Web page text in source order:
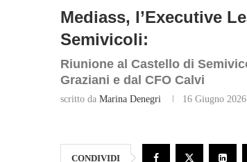
Mediass, l’Executive
Semivicoli:
Riunione al Castello di
Graziani e dal CFO Calvi
scritto da Marina Denegri 16 Giugno 2026
CONDIVIDI